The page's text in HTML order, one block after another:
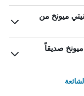
ميونخ من
صديقاً